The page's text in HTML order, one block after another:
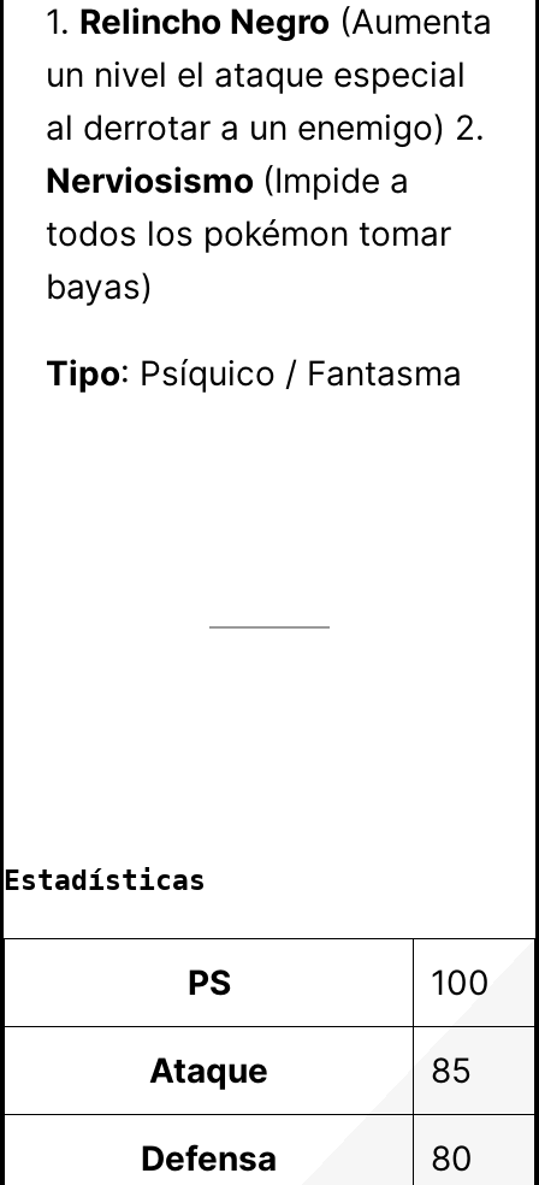
1. Relincho Negro (Aumenta
un nivel el ataque especial
al derrotar a un enemigo) 2.
Nerviosismo (Impide a
todos los pokémon tomar
bayas)
Tipo: Psíquico / Fantasma
Estadísticas
PS 100
Ataque 85
Defensa 80